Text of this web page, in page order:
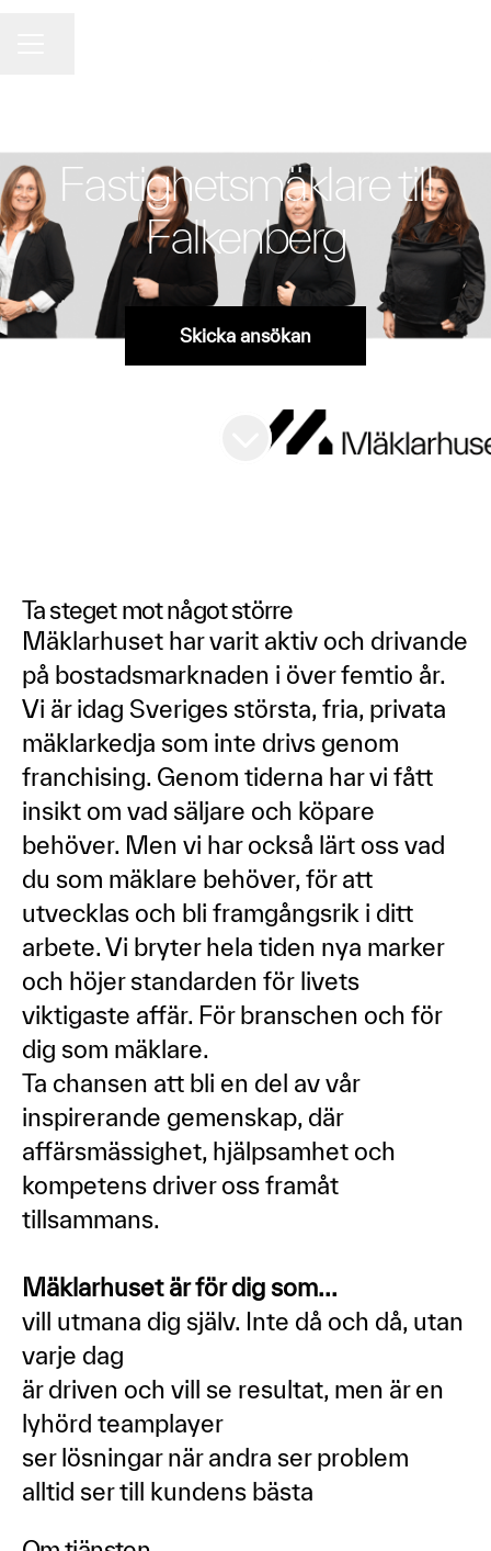
Fastighetsmäklare till
Falkenberg
Skicka ansökan
Ta steget mot något större
Mäklarhuset har varit aktiv och drivande
på bostadsmarknaden i över femtio år.
Vi är idag Sveriges största, fria, privata
mäklarkedja som inte drivs genom
franchising. Genom tiderna har vi fått
insikt om vad säljare och köpare
behöver. Men vi har också lärt oss vad
du som mäklare behöver, för att
utvecklas och bli framgångsrik i ditt
arbete. Vi bryter hela tiden nya marker
och höjer standarden för livets
viktigaste affär. För branschen och för
dig som mäklare.
Ta chansen att bli en del av vår
inspirerande gemenskap, där
affärsmässighet, hjälpsamhet och
kompetens driver oss framåt
tillsammans.
Mäklarhuset är för dig som...
vill utmana dig själv. Inte då och då, utan
varje dag
är driven och vill se resultat, men är en
lyhörd teamplayer
ser lösningar när andra ser problem
alltid ser till kundens bästa